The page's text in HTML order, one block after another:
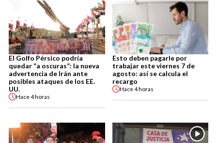
El Golfo Pérsico podría
quedar “a oscuras”: la nueva
advertencia de Irán ante
posibles ataques de los EE.
UU.
Hace4 horas
Esto deben pagarle por
trabajar este viernes 7 de
agosto: así se calcula el
recargo
Hace4 horas